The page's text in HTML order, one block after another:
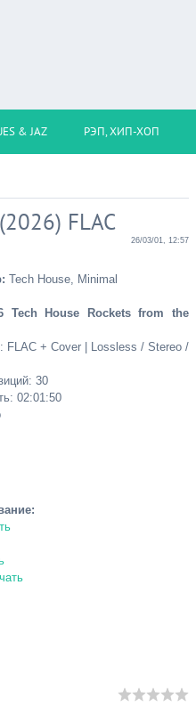
& JAZ РЭП, ХИП-ХОП
FLAC
26/03/01, 12:57
Tech House, Minimal
Tech House Rockets from the
FLAC + Cover | Lossless / Stereo /
30
02:01:50